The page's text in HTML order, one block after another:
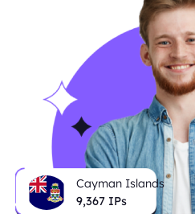
Cayman Islands
9,367 IPs